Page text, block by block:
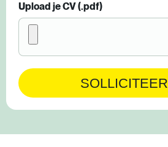
Upload je CV (.pdf)
SOLLICITEER